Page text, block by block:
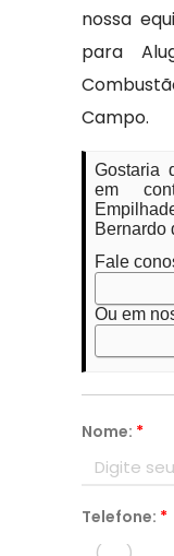
nossa
para
Campo.
Gostaria
em
Bernardo
Fale
Ou em
Nome: *
Telefone: *